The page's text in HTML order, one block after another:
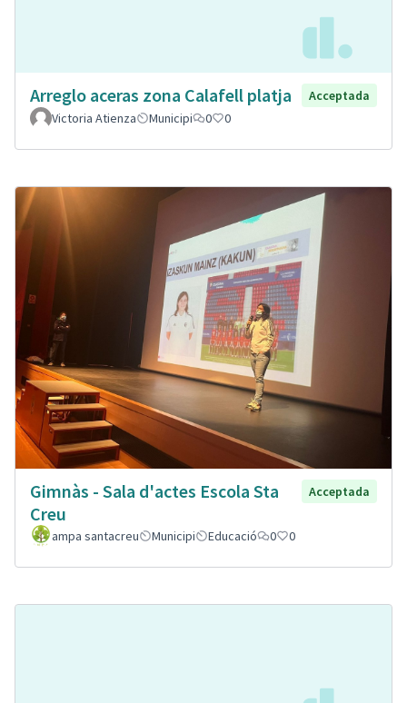
Arreglo aceras zona Calafell platja
Acceptada
Victoria Atienza
Municipi 0 0
Gimnàs - Sala d'actes Escola Sta
Creu
Acceptada
ampa santacreu Municipi Educació 0 0